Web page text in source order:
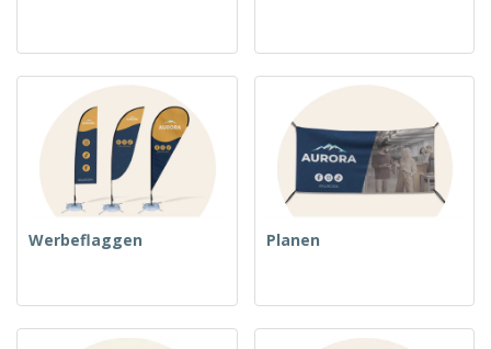
Werbeflaggen Planen